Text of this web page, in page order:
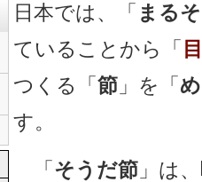
日本では、「 まる
ていることから「
つくる「節 」を「
す。
「そうだ節 」は、